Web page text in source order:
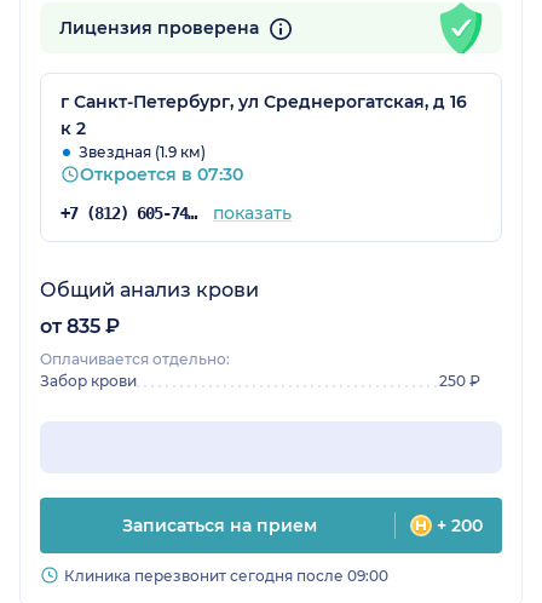
Лицензия проверена
г Санкт-Петербург, ул Среднерогатская, д 16
к 2
Звездная (1.9 км)
Откроется в 07:30
+7 (812) 605-74-83 показать
Общий анализ крови
от 835 ₽
Оплачивается отдельно:
Забор крови
250 ₽
Записаться на прием + 200
Клиника перезвонит сегодня после 09:00